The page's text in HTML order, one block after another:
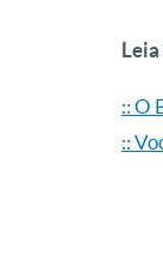
:: O
::